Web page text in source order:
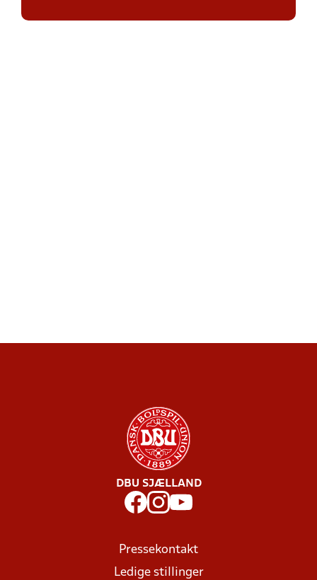
DBU SJÆLLAND
Pressekontakt
Ledige stillinger